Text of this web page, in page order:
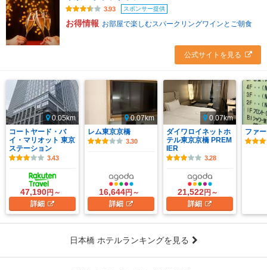
3.93 スポンサー提供
お得情報 お部屋で楽しむスパークリングワインとご朝食
公式サイトを見る
0.05km
コートヤード・バ
イ・マリオット 東京
ステーション
3.43
47,190円～
詳細
0.07km
レム東京京橋
3.30
16,644円～
詳細
0.07km
ダイワロイネットホ
テル東京京橋 PREM
IER
3.28
21,522円～
詳細
ファ
日本橋 ホテルランキングを見る